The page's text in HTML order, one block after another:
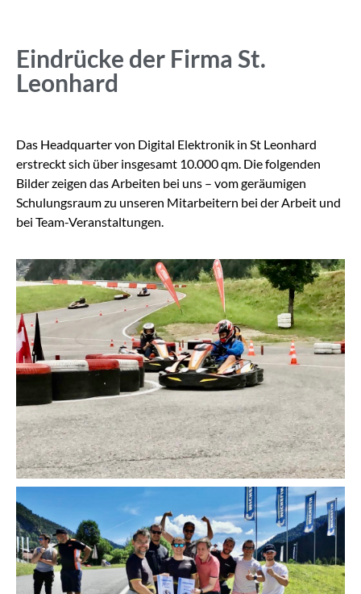
Eindrücke der Firma St.
Leonhard
Das Headquarter von Digital Elektronik in St Leonhard
erstreckt sich über insgesamt 10.000 qm. Die folgenden
Bilder zeigen das Arbeiten bei uns – vom geräumigen
Schulungsraum zu unseren Mitarbeitern bei der Arbeit und
bei Team-Veranstaltungen.